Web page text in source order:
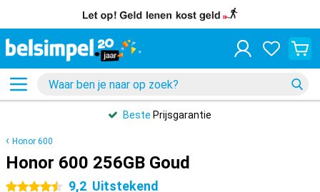
Beste Prijsgarantie
Honor 600
Honor 600 256GB Goud
4.5 sterren 9,2 Uitstekend